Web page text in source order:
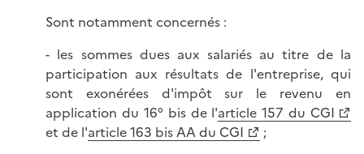
Sont notamment concernés :
- les sommes dues aux salariés au titre de la
participation aux résultats de l'entreprise, qui
sont exonérées d'impôt sur le revenu en
application du 16° bis de l'article 157 du CGI
et de l'article 163 bis AA du CGI ;